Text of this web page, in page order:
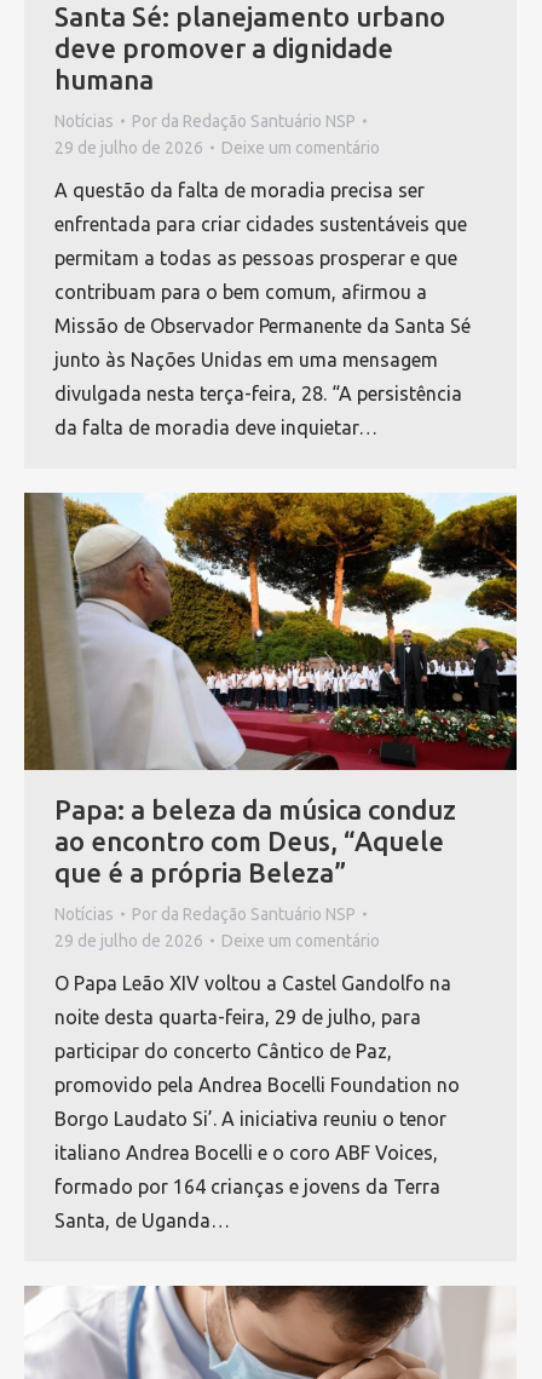
Santa Sé: planejamento urbano
deve promover a dignidade
humana
Notícias Por da Redação Santuário NSP
29 de julho de 2026
Deixe um comentário
A questão da falta de moradia precisa ser
enfrentada para criar cidades sustentáveis ​​que
permitam a todas as pessoas prosperar e que
contribuam para o bem comum, afirmou a
Missão de Observador Permanente da Santa Sé
junto às Nações Unidas em uma mensagem
divulgada nesta terça-feira, 28. “A persistência
da falta de moradia deve inquietar…
Papa: a beleza da música conduz
ao encontro com Deus, “Aquele
que é a própria Beleza”
Notícias Por da Redação Santuário NSP
29 de julho de 2026
Deixe um comentário
O Papa Leão XIV voltou a Castel Gandolfo na
noite desta quarta-feira, 29 de julho, para
participar do concerto Cântico de Paz,
promovido pela Andrea Bocelli Foundation no
Borgo Laudato Si’. A iniciativa reuniu o tenor
italiano Andrea Bocelli e o coro ABF Voices,
formado por 164 crianças e jovens da Terra
Santa, de Uganda…